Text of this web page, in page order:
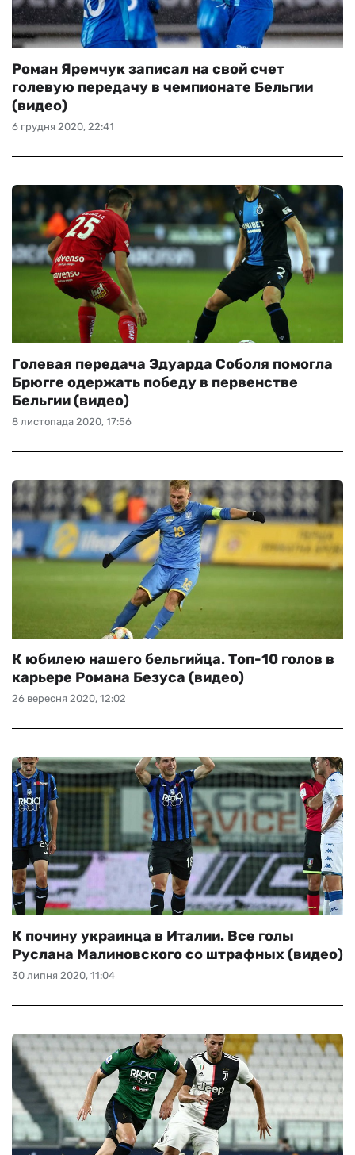
6 грудня 2020, 22:41
Роман Яремчук записал на свой счет
голевую передачу в чемпионате Бельгии
(видео)
8 листопада 2020, 17:56
Голевая передача Эдуарда Соболя помогла
Брюгге одержать победу в первенстве
Бельгии (видео)
26 вересня 2020, 12:02
К юбилею нашего бельгийца. Топ-10 голов в
карьере Романа Безуса (видео)
30 липня 2020, 11:04
К почину украинца в Италии. Все голы
Руслана Малиновского со штрафных (видео)